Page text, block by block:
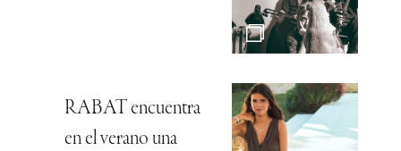
RABAT encuentra
en el verano una